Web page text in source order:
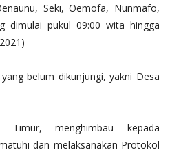
Seki, Oemofa, Nunmafo,
dimulai pukul 09:00 wita hingga
belum dikunjungi, yakni Desa
Timur, menghimbau kepada
dan melaksanakan Protokol